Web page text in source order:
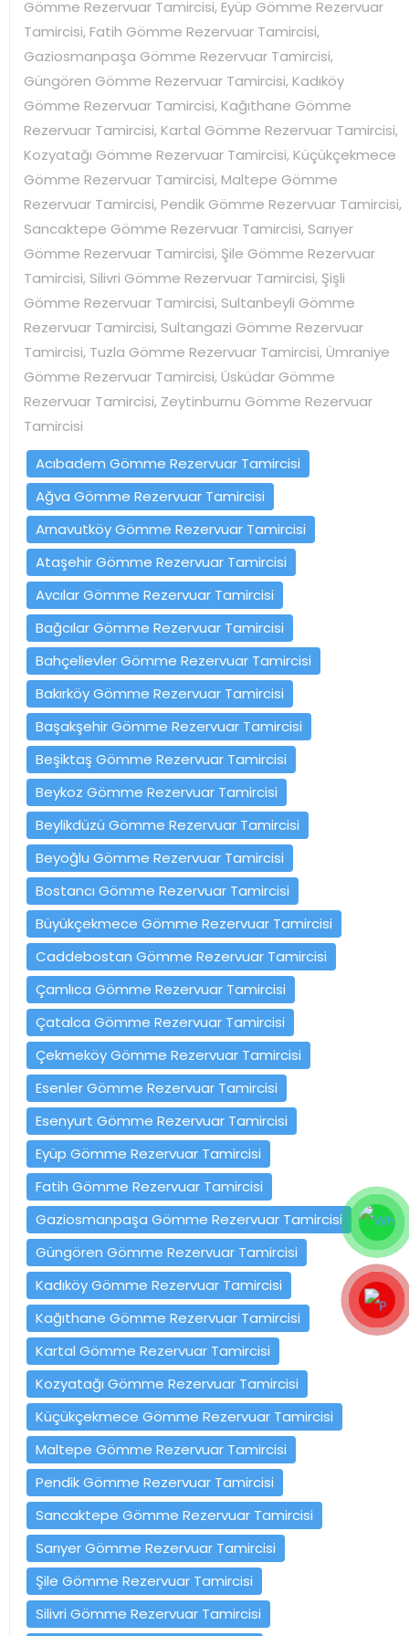
Gömme Rezervuar Tamircisi, Eyüp Gömme Rezervuar
Tamircisi, Fatih Gömme Rezervuar Tamircisi,
Gaziosmanpaşa Gömme Rezervuar Tamircisi,
Güngören Gömme Rezervuar Tamircisi, Kadıköy
Gömme Rezervuar Tamircisi, Kağıthane Gömme
Rezervuar Tamircisi, Kartal Gömme Rezervuar Tamircisi,
Kozyatağı Gömme Rezervuar Tamircisi, Küçükçekmece
Gömme Rezervuar Tamircisi, Maltepe Gömme
Rezervuar Tamircisi, Pendik Gömme Rezervuar Tamircisi,
Sancaktepe Gömme Rezervuar Tamircisi, Sarıyer
Gömme Rezervuar Tamircisi, Şile Gömme Rezervuar
Tamircisi, Silivri Gömme Rezervuar Tamircisi, Şişli
Gömme Rezervuar Tamircisi, Sultanbeyli Gömme
Rezervuar Tamircisi, Sultangazi Gömme Rezervuar
Tamircisi, Tuzla Gömme Rezervuar Tamircisi, Ümraniye
Gömme Rezervuar Tamircisi, Üsküdar Gömme
Rezervuar Tamircisi, Zeytinburnu Gömme Rezervuar
Tamircisi
Acıbadem Gömme Rezervuar Tamircisi
Ağva Gömme Rezervuar Tamircisi
Arnavutköy Gömme Rezervuar Tamircisi
Ataşehir Gömme Rezervuar Tamircisi
Avcılar Gömme Rezervuar Tamircisi
Bağcılar Gömme Rezervuar Tamircisi
Bahçelievler Gömme Rezervuar Tamircisi
Bakırköy Gömme Rezervuar Tamircisi
Başakşehir Gömme Rezervuar Tamircisi
Beşiktaş Gömme Rezervuar Tamircisi
Beykoz Gömme Rezervuar Tamircisi
Beylikdüzü Gömme Rezervuar Tamircisi
Beyoğlu Gömme Rezervuar Tamircisi
Bostancı Gömme Rezervuar Tamircisi
Büyükçekmece Gömme Rezervuar Tamircisi
Caddebostan Gömme Rezervuar Tamircisi
Çamlıca Gömme Rezervuar Tamircisi
Çatalca Gömme Rezervuar Tamircisi
Çekmeköy Gömme Rezervuar Tamircisi
Esenler Gömme Rezervuar Tamircisi
Esenyurt Gömme Rezervuar Tamircisi
Eyüp Gömme Rezervuar Tamircisi
Fatih Gömme Rezervuar Tamircisi
Gaziosmanpaşa Gömme Rezervuar Tamircisi
Güngören Gömme Rezervuar Tamircisi
Kadıköy Gömme Rezervuar Tamircisi
Kağıthane Gömme Rezervuar Tamircisi
Kartal Gömme Rezervuar Tamircisi
Kozyatağı Gömme Rezervuar Tamircisi
Küçükçekmece Gömme Rezervuar Tamircisi
Maltepe Gömme Rezervuar Tamircisi
Pendik Gömme Rezervuar Tamircisi
Sancaktepe Gömme Rezervuar Tamircisi
Sarıyer Gömme Rezervuar Tamircisi
Şile Gömme Rezervuar Tamircisi
Silivri Gömme Rezervuar Tamircisi